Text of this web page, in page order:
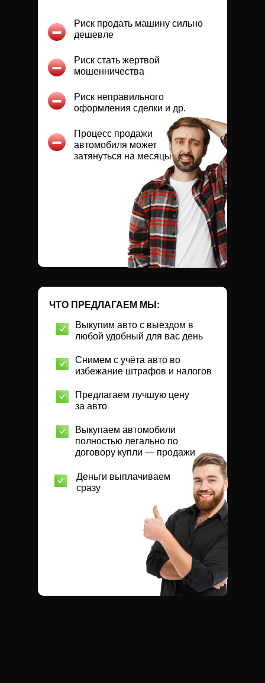
Риск продать машину сильно
дешевле
Процесс продажи
автомобиля может
затянуться на месяцы
Риск неправильного
оформления сделки и др.
Риск стать жертвой
мошенничества
Выкупим авто с выездом в
любой удобный для вас день
Снимем с учёта авто во
избежание штрафов и налогов
Выкупаем автомобили
полностью легально по
договору купли — продажи
Деньги выплачиваем
сразу
Предлагаем лучшую цену
за авто
ЧТО ПРЕДЛАГАЕМ МЫ: